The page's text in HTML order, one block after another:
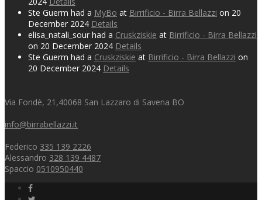
Ste Guerm had a MyBo at Birrificio - Birra Bellazzi on 20
December 2024 Details
elisa_natali_sour had a Cruskziskie at Birrificio - Birra Bellazzi
on 20 December 2024 Details
Ste Guerm had a Cruskziskie at Birrificio - Birra Bellazzi on
20 December 2024 Details
Via Fondè, 21,40068 San Lazzaro di Savena BO
info@birrabellazzi.it
Federico 335 139 2226
Alessandro 328 139 4487
Spaccio 0510950440